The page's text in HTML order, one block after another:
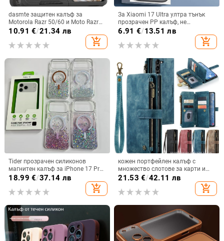
dasmte защитен калъф за
Motorola Razr 50/60 и Moto Razr
2024 с сгъваем дисплей
10.91 €/21.34 лв
add_shopping_cart
За Xiaomi 17 Ultra ултра тънък
прозрачен PP калъф, не
пожълтява, матиран финиш и
6.91 €/13.51 лв
add_shopping_cart
Tider прозрачен силиконов
магнитен калъф за iPhone 17 Pro
Max, защита срещу падане,
18.99 €/37.14 лв
add_shopping_cart
кожен портфейлен калъф с
множество слотове за карти и
цип за iPhone 11–17 Pro Max, XR,
21.53 €/42.11 лв
add_shopping_cart